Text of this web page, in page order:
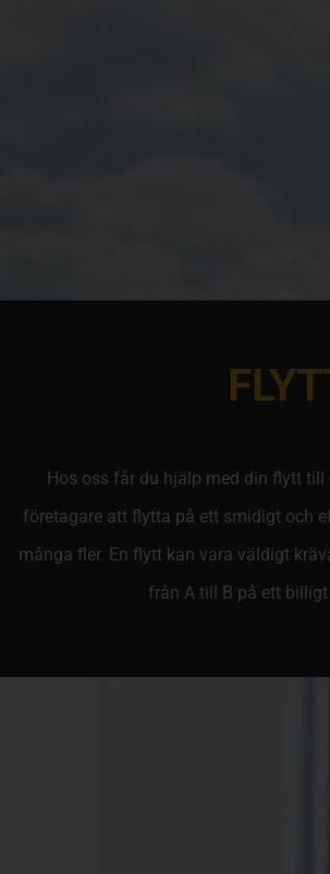
Hos oss får du hjälp med din flytt
företagare att flytta på ett smidigt och
många fler. En flytt kan vara väldigt
från A till B på ett